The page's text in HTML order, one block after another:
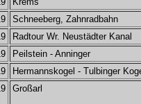
Schneeberg, Zahnradbahn
Radtour Wr. Neustädter Kanal
Peilstein - Anninger
Hermannskogel - Tulbinger
Großarl